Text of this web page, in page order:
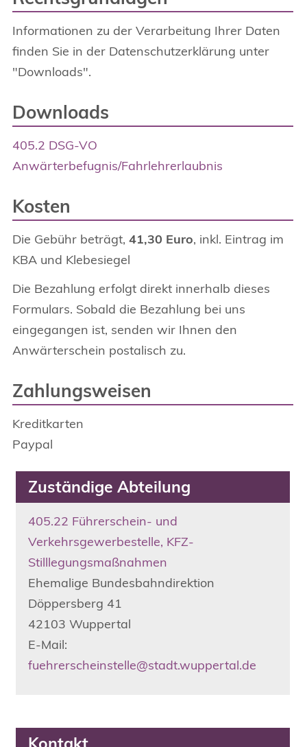
Informationen zu der Verarbeitung Ihrer Daten
finden Sie in der Datenschutzerklärung unter
"Downloads".
Downloads
405.2 DSG-VO
Anwärterbefugnis/Fahrlehrerlaubnis
Kosten
Die Gebühr beträgt, 41,30 Euro, inkl. Eintrag im
KBA und Klebesiegel
Die Bezahlung erfolgt direkt innerhalb dieses
Formulars. Sobald die Bezahlung bei uns
eingegangen ist, senden wir Ihnen den
Anwärterschein postalisch zu.
Zahlungsweisen
Kreditkarten
Paypal
Zuständige Abteilung
405.22 Führerschein- und
Verkehrsgewerbestelle, KFZ-
Stilllegungsmaßnahmen
Ehemalige Bundesbahndirektion
Döppersberg 41
42103 Wuppertal
E-Mail:
fuehrerscheinstelle@stadt.wuppertal.de